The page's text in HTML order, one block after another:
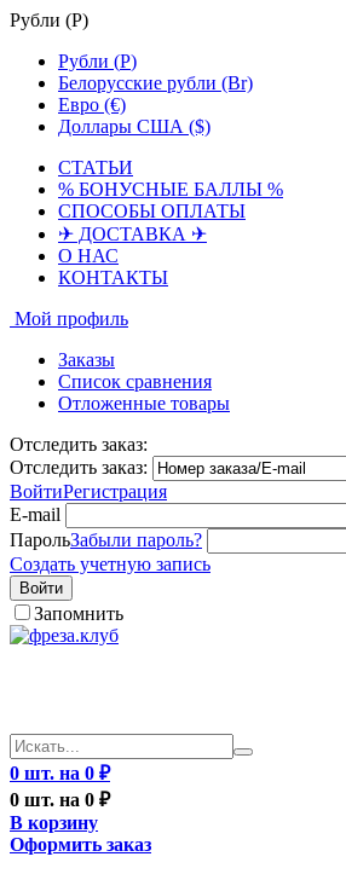
Рубли (Р)
Рубли (Р)
Белорусские рубли (Br)
Евро (€)
Доллары США ($)
СТАТЬИ
% БОНУСНЫЕ БАЛЛЫ %
СПОСОБЫ ОПЛАТЫ
✈ ДОСТАВКА ✈
О НАС
КОНТАКТЫ
Мой профиль
Заказы
Список сравнения
Отложенные товары
Отследить заказ:
Отследить заказ:
ВойтиРегистрация
E-mail
ПарольЗабыли пароль?
Создать учетную запись
Войти
Запомнить
0 шт. на 0 ₽
0 шт. на 0 ₽
В корзину
Оформить заказ